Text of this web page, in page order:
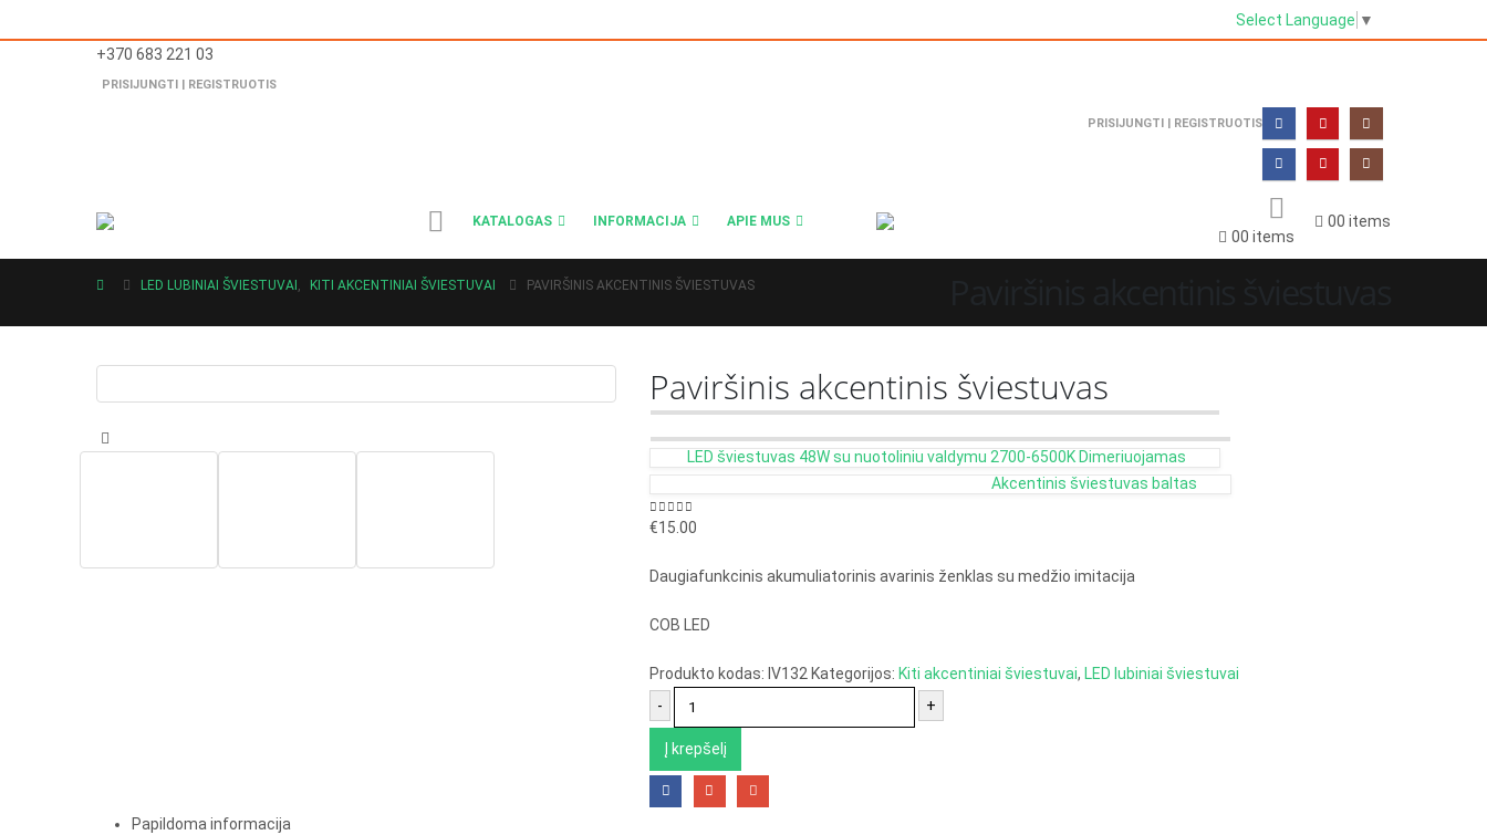
Select Language ▼
+370 683 221 03
PRISIJUNGTI | REGISTRUOTIS
PRISIJUNGTI | REGISTRUOTIS
KATALOGAS INFORMACIJA APIE MUS
00 items
00 items
LED LUBINIAI ŠVIESTUVAI , KITI AKCENTINIAI ŠVIESTUVAI PAVIRŠINIS AKCENTINIS ŠVIESTUVAS
Paviršinis akcentinis šviestuvas
LED šviestuvas 48W su nuotoliniu valdymu 2700-6500K Dimeriuojamas
Akcentinis šviestuvas baltas
0out of 5
€15.00
Daugiafunkcinis akumuliatorinis avarinis ženklas su medžio imitacija
COB LED
Produkto kodas: IV132 Kategorijos: Kiti akcentiniai šviestuvai, LED lubiniai šviestuvai
-
+
Į krepšelį
Papildoma informacija